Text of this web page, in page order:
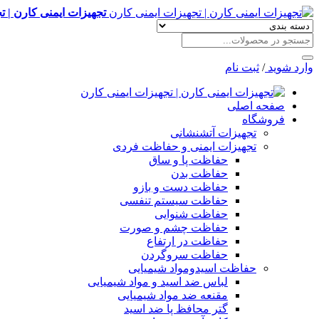
تجهیزات ایمنی کارن |
وارد شوید / ثبت نام
صفحه اصلی
فروشگاه
تجهیزات آتشنشانی
تجهیزات ایمنی و حفاظت فردی
حفاظت پا و ساق
حفاظت بدن
حفاظت دست و بازو
حفاظت سیستم تنفسی
حفاظت شنوایی
حفاظت چشم و صورت
حفاظت در ارتفاع
حفاظت سروگردن
حفاظت اسیدومواد شیمیایی
لباس ضد اسید و مواد شیمیایی
مقنعه ضد مواد شیمیایی
گتر محافظ پا ضد اسید